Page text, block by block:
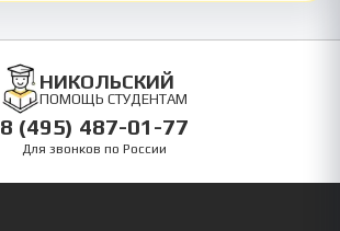
НИКОЛЬСКИЙ
ПОМОЩЬ СТУДЕНТАМ
8 (495) 487-01-77
Для звонков по России